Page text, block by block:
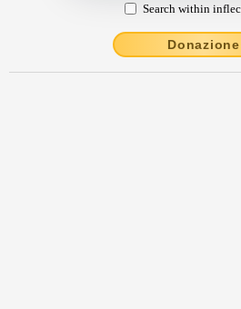
Search within
Donazione